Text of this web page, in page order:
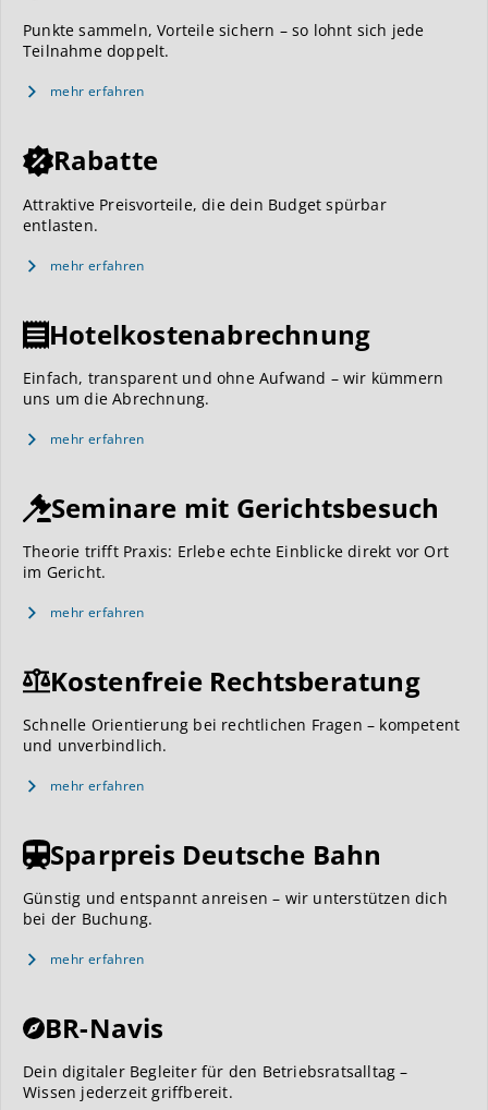
Punkte sammeln, Vorteile sichern – so lohnt sich jede
Teilnahme doppelt.
mehr erfahren
Rabatte
Attraktive Preisvorteile, die dein Budget spürbar
entlasten.
mehr erfahren
Hotelkostenabrechnung
Einfach, transparent und ohne Aufwand – wir kümmern
uns um die Abrechnung.
mehr erfahren
Seminare mit Gerichtsbesuch
Theorie trifft Praxis: Erlebe echte Einblicke direkt vor Ort
im Gericht.
mehr erfahren
Kostenfreie Rechtsberatung
Schnelle Orientierung bei rechtlichen Fragen – kompetent
und unverbindlich.
mehr erfahren
Sparpreis Deutsche Bahn
Günstig und entspannt anreisen – wir unterstützen dich
bei der Buchung.
mehr erfahren
BR-Navis
Dein digitaler Begleiter für den Betriebsratsalltag –
Wissen jederzeit griffbereit.